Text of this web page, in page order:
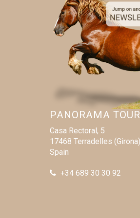
PANORAMA
Casa Rectoral, 5
17468 Terradelles (Girona)
Spain
+34 689 30 30 92